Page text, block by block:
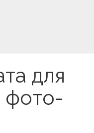
для
фото-